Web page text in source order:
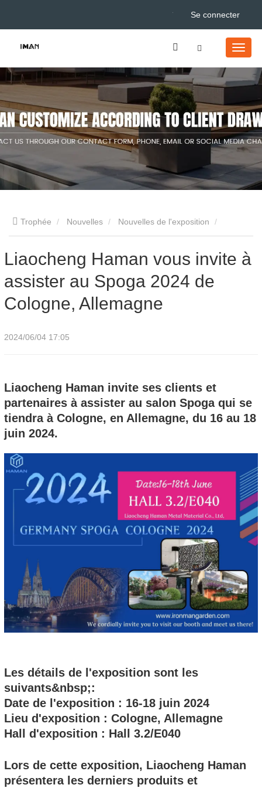
Se connecter
Trophée Nouvelles Nouvelles de l'exposition
Cologne, Allemagne
Liaocheng Haman vous invite à
assister au Spoga 2024 de
Cologne, Allemagne
2024/06/04 17:05
Liaocheng Haman invite ses clients et
partenaires à assister au salon Spoga qui se
tiendra à Cologne, en Allemagne, du 16 au 18
juin 2024.
Les détails de l'exposition sont les
suivants&nbsp;:
Date de l'exposition : 16-18 juin 2024
Lieu d'exposition : Cologne, Allemagne
Hall d'exposition : Hall 3.2/E040
Lors de cette exposition, Liaocheng Haman
présentera les derniers produits et